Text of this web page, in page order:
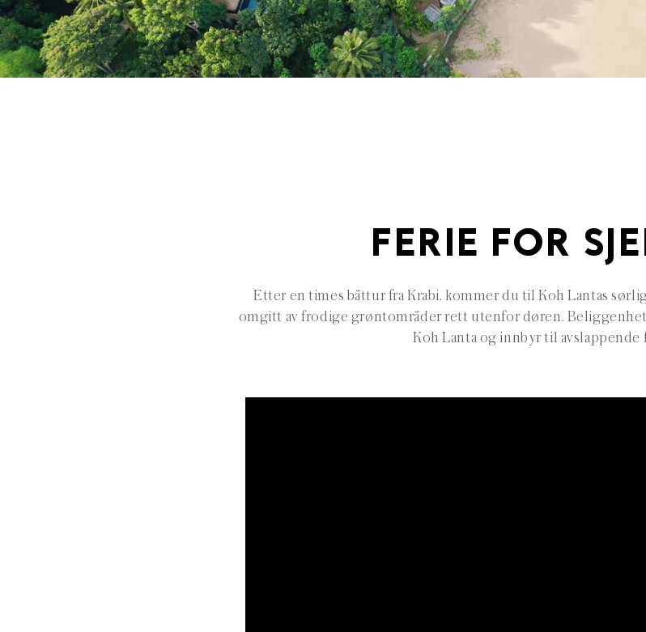
FERIE FOR
Etter en times båttur fra Krabi, kommer du til Koh Lantas
omgitt av frodige grøntområder rett utenfor døren.
Koh Lanta og innbyr til avslappende